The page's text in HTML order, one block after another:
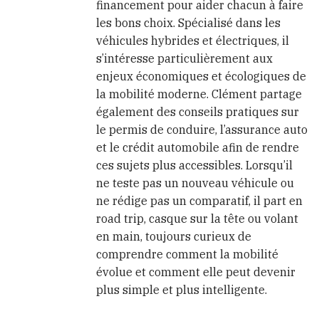
financement pour aider chacun à faire
les bons choix. Spécialisé dans les
véhicules hybrides et électriques, il
s’intéresse particulièrement aux
enjeux économiques et écologiques de
la mobilité moderne. Clément partage
également des conseils pratiques sur
le permis de conduire, l’assurance auto
et le crédit automobile afin de rendre
ces sujets plus accessibles. Lorsqu’il
ne teste pas un nouveau véhicule ou
ne rédige pas un comparatif, il part en
road trip, casque sur la tête ou volant
en main, toujours curieux de
comprendre comment la mobilité
évolue et comment elle peut devenir
plus simple et plus intelligente.